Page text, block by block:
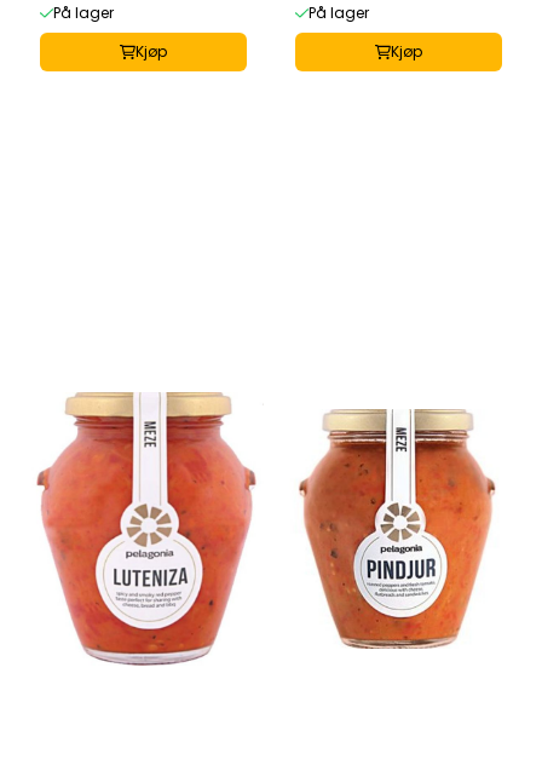
På lager
Kjøp
På lager
Kjøp